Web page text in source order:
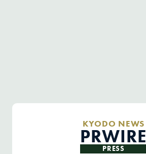
KYODO NEWS
PRWIRE
PRESS